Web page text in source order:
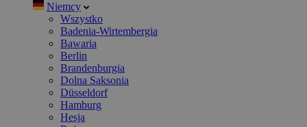
Niemcy
Wszystko
Badenia-Wirtembergia
Bawaria
Berlin
Brandenburgia
Dolna Saksonia
Düsseldorf
Hamburg
Hesja